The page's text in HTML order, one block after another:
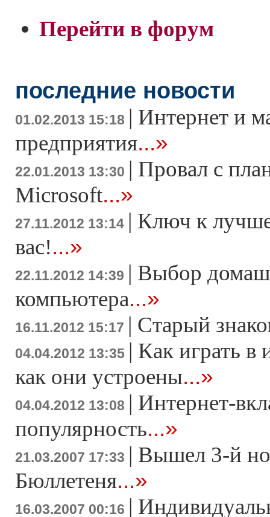
Перейти в форум
последние новости
01.02.2013 15:18 | Интернет и
предприятия...»
22.01.2013 13:30 | Провал с
Microsoft...»
27.11.2012 13:14 | Ключ к
вас!...»
22.11.2012 14:39 | Выбор
компьютера...»
16.11.2012 15:17 | Старый
04.04.2012 13:35 | Как играть в
как они устроены...»
04.04.2012 13:08 | Интернет-
популярность...»
21.03.2007 17:33 | Вышел 3-й
Бюллетеня...»
16.03.2007 00:16 |